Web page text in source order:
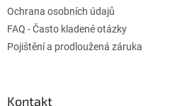
Ochrana osobních údajů
FAQ - Často kladené otázky
Pojištění a prodloužená záruka
Kontakt